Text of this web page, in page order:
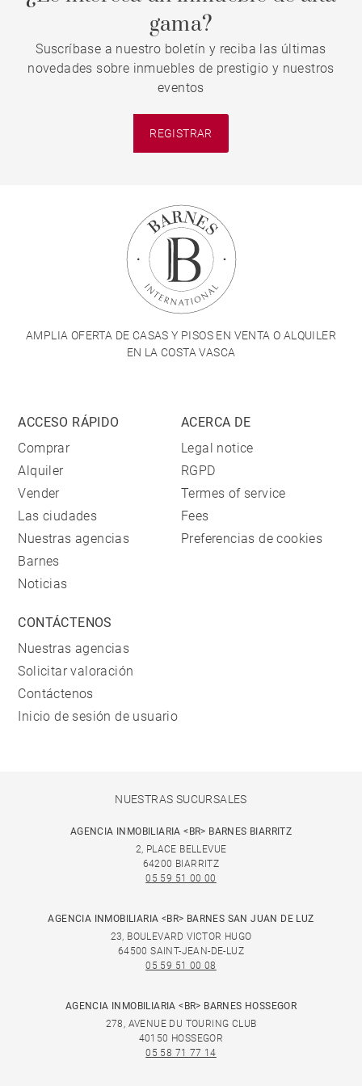
gama?
Suscríbase a nuestro boletín y reciba las últimas
novedades sobre inmuebles de prestigio y nuestros
eventos
REGISTRAR
AMPLIA OFERTA DE CASAS Y PISOS EN VENTA O ALQUILER
EN LA COSTA VASCA
ACCESO RÁPIDO
Comprar
Alquiler
Vender
Las ciudades
Nuestras agencias
Barnes
Noticias
ACERCA DE
Legal notice
RGPD
Termes of service
Fees
Preferencias de cookies
CONTÁCTENOS
Nuestras agencias
Solicitar valoración
Contáctenos
Inicio de sesión de usuario
NUESTRAS SUCURSALES
AGENCIA INMOBILIARIA <BR> BARNES BIARRITZ
2, PLACE BELLEVUE
64200 BIARRITZ
05 59 51 00 00
AGENCIA INMOBILIARIA <BR> BARNES SAN JUAN DE LUZ
23, BOULEVARD VICTOR HUGO
64500 SAINT-JEAN-DE-LUZ
05 59 51 00 08
AGENCIA INMOBILIARIA <BR> BARNES HOSSEGOR
278, AVENUE DU TOURING CLUB
40150 HOSSEGOR
05 58 71 77 14